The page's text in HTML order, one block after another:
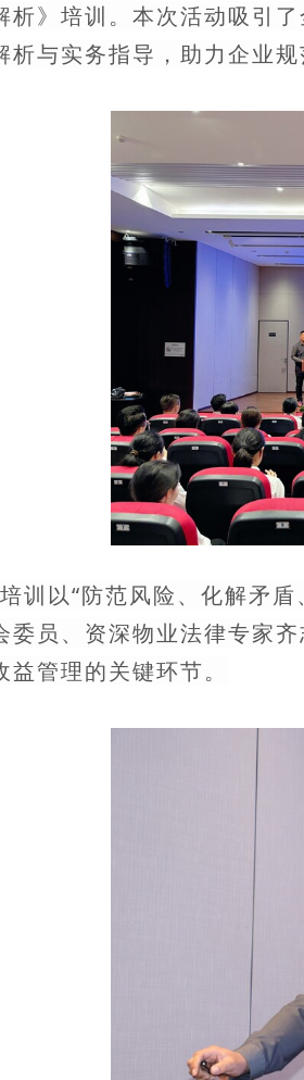
析》培训。本次活动吸引
析与实务指导，助力企业
训以“防范风险、化解矛
委员、资深物业法律专家
益管理的关键环节。